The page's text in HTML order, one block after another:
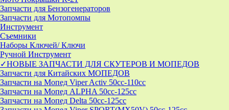
Запчасти для Бензогенераторов
Запчасти для Мотопомпы
Инструмент
Съемники
Наборы Ключей/ Ключи
Ручной Инструмент
✓НОВЫЕ ЗАПЧАСТИ ДЛЯ СКУТЕРОВ И МОПЕДОВ
Запчасти для Китайских МОПЕДОВ
Запчасти на Мопед Viper Activ 50cc-110cc
Запчасти на Мопед ALPHA 50cc-125cc
Запчасти на Мопед Delta 50cc-125cc